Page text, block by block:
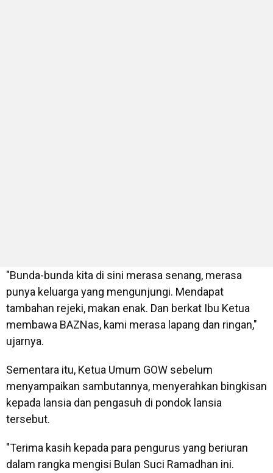
"Bunda-bunda kita di sini merasa senang, merasa
punya keluarga yang mengunjungi. Mendapat
tambahan rejeki, makan enak. Dan berkat Ibu Ketua
membawa BAZNas, kami merasa lapang dan ringan,"
ujarnya.
Sementara itu, Ketua Umum GOW sebelum
menyampaikan sambutannya, menyerahkan bingkisan
kepada lansia dan pengasuh di pondok lansia
tersebut.
"Terima kasih kepada para pengurus yang beriuran
dalam rangka mengisi Bulan Suci Ramadhan ini.